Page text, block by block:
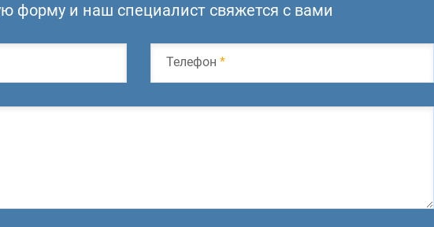
форму и наш специалист свяжется с вами
Телефон *